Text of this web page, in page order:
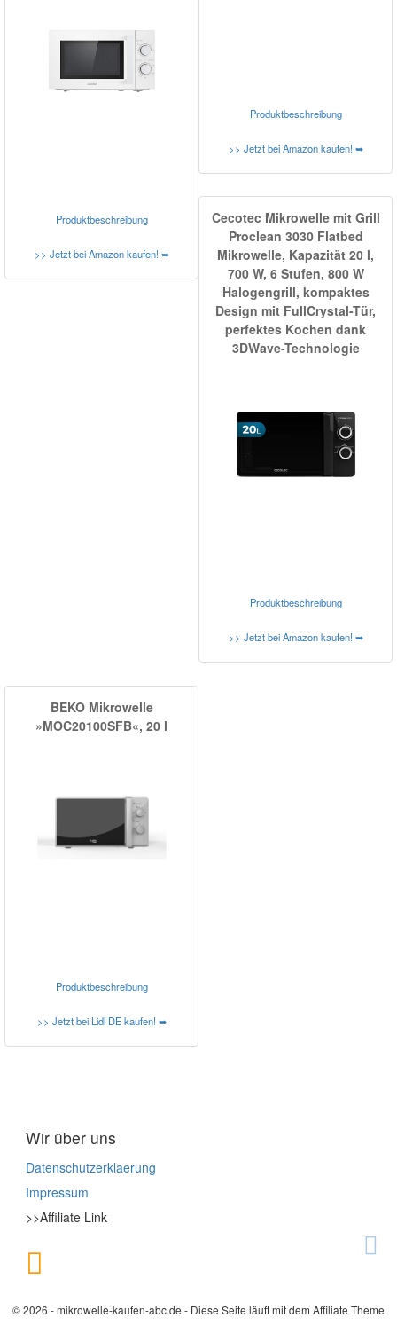
Produktbeschreibung
>> Jetzt bei Amazon kaufen! ➥
Produktbeschreibung
>> Jetzt bei Amazon kaufen! ➥
Cecotec Mikrowelle mit Grill
Proclean 3030 Flatbed
Mikrowelle, Kapazität 20 l,
700 W, 6 Stufen, 800 W
Halogengrill, kompaktes
Design mit FullCrystal-Tür,
perfektes Kochen dank
3DWave-Technologie
Produktbeschreibung
>> Jetzt bei Amazon kaufen! ➥
BEKO Mikrowelle
»MOC20100SFB«, 20 l
Produktbeschreibung
>> Jetzt bei Lidl DE kaufen! ➥
Wir über uns
Datenschutzerklaerung
Impressum
>>Affiliate Link
© 2026 - mikrowelle-kaufen-abc.de - Diese Seite läuft mit dem Affiliate Theme